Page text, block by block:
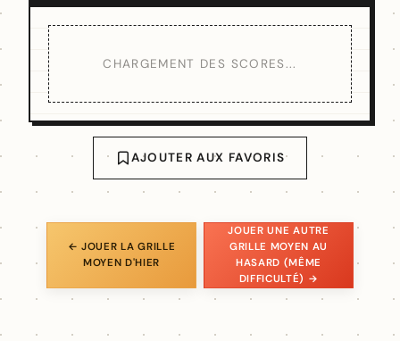
CHARGEMENT DES SCORES...
AJOUTER AUX FAVORIS
← JOUER LA GRILLE
MOYEN D'HIER
JOUER UNE AUTRE
GRILLE MOYEN AU
HASARD (MÊME
DIFFICULTÉ) →